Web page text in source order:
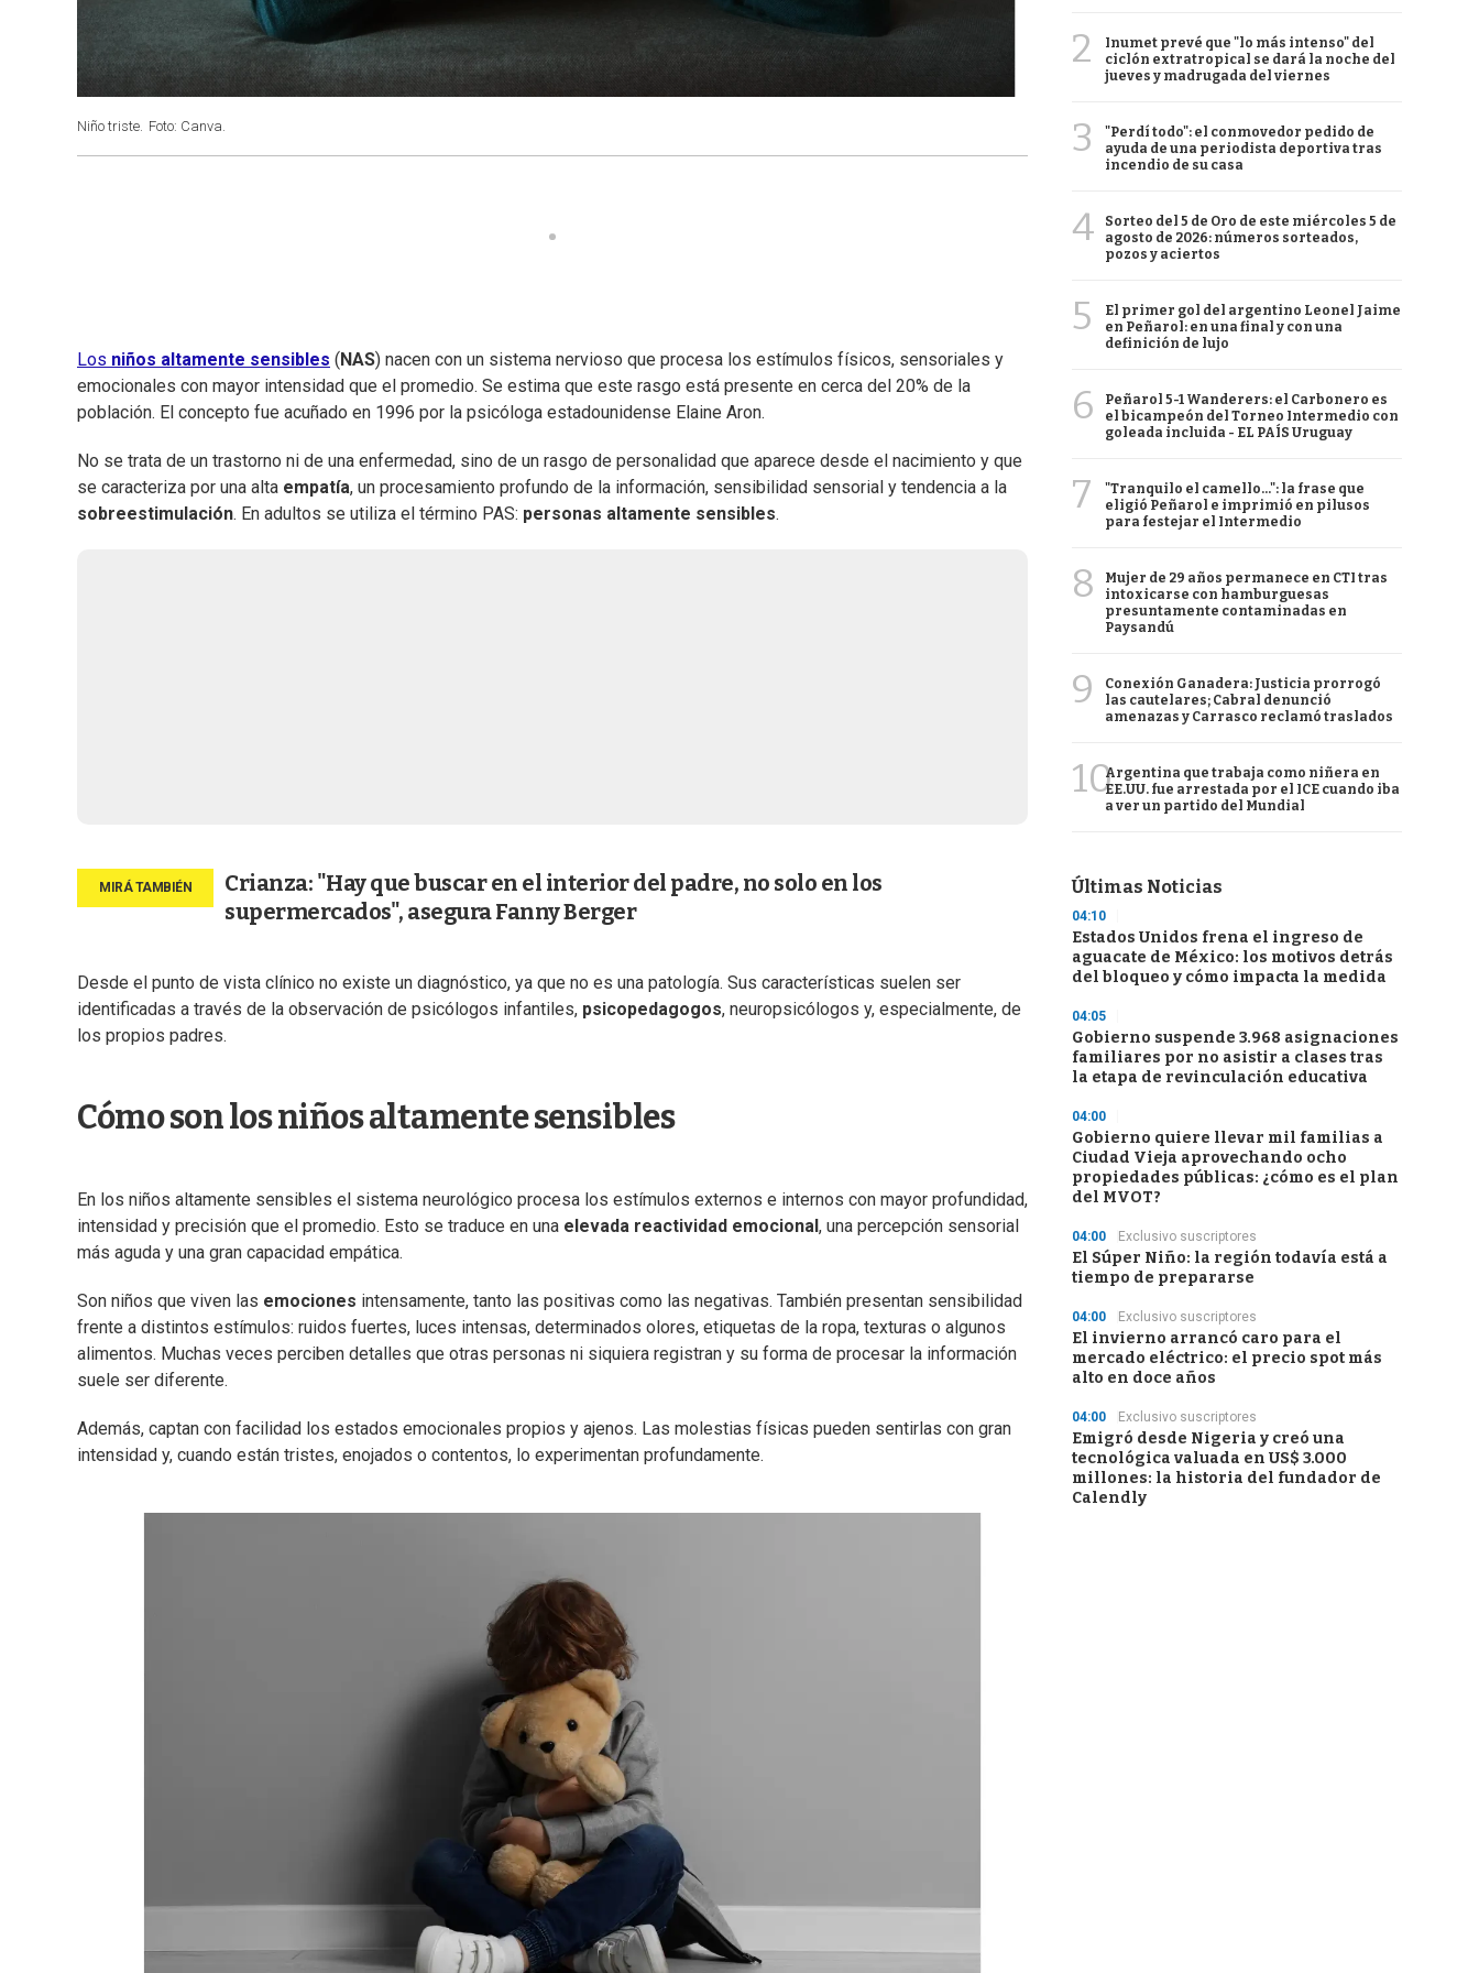
Niño triste. Foto: Canva.
Los niños altamente sensibles ( NAS) nacen con un sistema nervioso que procesa los estímulos físicos, sensoriales y
emocionales con mayor intensidad que el promedio. Se estima que este rasgo está presente en cerca del 20% de la
población. El concepto fue acuñado en 1996 por la psicóloga estadounidense Elaine Aron.
No se trata de un trastorno ni de una enfermedad, sino de un rasgo de personalidad que aparece desde el nacimiento y que
se caracteriza por una alta empatía, un procesamiento profundo de la información, sensibilidad sensorial y tendencia a la
sobreestimulación. En adultos se utiliza el término PAS: personas altamente sensibles.
Crianza: "Hay que buscar en el interior del padre, no solo en los
supermercados", asegura Fanny Berger
Desde el punto de vista clínico no existe un diagnóstico, ya que no es una patología. Sus características suelen ser
identificadas a través de la observación de psicólogos infantiles, psicopedagogos, neuropsicólogos y, especialmente, de
los propios padres.
Cómo son los niños altamente sensibles
En los niños altamente sensibles el sistema neurológico procesa los estímulos externos e internos con mayor profundidad,
intensidad y precisión que el promedio. Esto se traduce en una elevada reactividad emocional , una percepción sensorial
más aguda y una gran capacidad empática.
Son niños que viven las emociones intensamente, tanto las positivas como las negativas. También presentan sensibilidad
frente a distintos estímulos: ruidos fuertes, luces intensas, determinados olores, etiquetas de la ropa, texturas o algunos
alimentos. Muchas veces perciben detalles que otras personas ni siquiera registran y su forma de procesar la información
suele ser diferente.
Además, captan con facilidad los estados emocionales propios y ajenos. Las molestias físicas pueden sentirlas con gran
intensidad y, cuando están tristes, enojados o contentos, lo experimentan profundamente.
2
Inumet prevé que "lo más intenso" del
ciclón extratropical se dará la noche del
jueves y madrugada del viernes
3
"Perdí todo": el conmovedor pedido de
ayuda de una periodista deportiva tras
incendio de su casa
4
Sorteo del 5 de Oro de este miércoles 5 de
agosto de 2026: números sorteados,
pozos y aciertos
5
El primer gol del argentino Leonel Jaime
en Peñarol: en una final y con una
definición de lujo
6
Peñarol 5-1 Wanderers: el Carbonero es
el bicampeón del Torneo Intermedio con
goleada incluida - EL PAÍS Uruguay
7
"Tranquilo el camello...": la frase que
eligió Peñarol e imprimió en pilusos
para festejar el Intermedio
8
Mujer de 29 años permanece en CTI tras
intoxicarse con hamburguesas
presuntamente contaminadas en
Paysandú
9
Conexión Ganadera: Justicia prorrogó
las cautelares; Cabral denunció
amenazas y Carrasco reclamó traslados
10Argentina que trabaja como niñera en
EE.UU. fue arrestada por el ICE cuando iba
a ver un partido del Mundial
Últimas Noticias
04:10
Estados Unidos frena el ingreso de
aguacate de México: los motivos detrás
del bloqueo y cómo impacta la medida
04:05
Gobierno suspende 3.968 asignaciones
familiares por no asistir a clases tras
la etapa de revinculación educativa
04:00
Gobierno quiere llevar mil familias a
Ciudad Vieja aprovechando ocho
propiedades públicas: ¿cómo es el plan
del MVOT?
04:00 Exclusivo suscriptores
El Súper Niño: la región todavía está a
tiempo de prepararse
04:00 Exclusivo suscriptores
El invierno arrancó caro para el
mercado eléctrico: el precio spot más
alto en doce años
04:00 Exclusivo suscriptores
Emigró desde Nigeria y creó una
tecnológica valuada en US$ 3.000
millones: la historia del fundador de
Calendly